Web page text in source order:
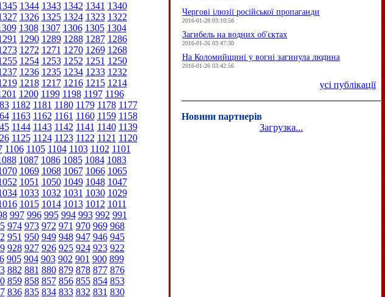
1344 1343 1342 1341 1340
1326 1325 1324 1323 1322
1308 1307 1306 1305 1304
1290 1289 1288 1287 1286
1272 1271 1270 1269 1268
1254 1253 1252 1251 1250
1236 1235 1234 1233 1232
1218 1217 1216 1215 1214
1200 1199 1198 1197 1196
1182 1181 1180 1179 1178 1177
1163 1162 1161 1160 1159 1158
1144 1143 1142 1141 1140 1139
1125 1124 1123 1122 1121 1120
1106 1105 1104 1103 1102 1101
1087 1086 1085 1084 1083
1069 1068 1067 1066 1065
1051 1050 1049 1048 1047
1033 1032 1031 1030 1029
1015 1014 1013 1012 1011
997 996 995 994 993 992 991
974 973 972 971 970 969 968
951 950 949 948 947 946 945
928 927 926 925 924 923 922
905 904 903 902 901 900 899
882 881 880 879 878 877 876
859 858 857 856 855 854 853
836 835 834 833 832 831 830
Чергові ілюзії російської пропаганди
2016-01-28 03:10:58
Загибель на водних об'єктах
2016-01-26 03:47:30
На Коломийщині у вогні загинула людина
2016-01-26 03:42:56
усі публікації
Новини партнерів
Загрузка...